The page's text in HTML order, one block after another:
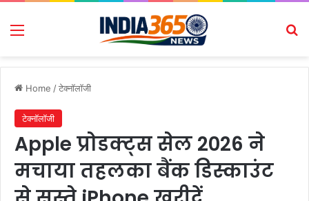
Menu
Home /टेक्नॉलॉजी
टेक्नॉलॉजी
Apple प्रोडक्ट्स सेल 2026 ने
मचाया तहलका बैंक डिस्काउंट